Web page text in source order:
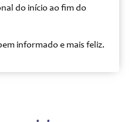
do início ao fim do
informado e mais feliz.